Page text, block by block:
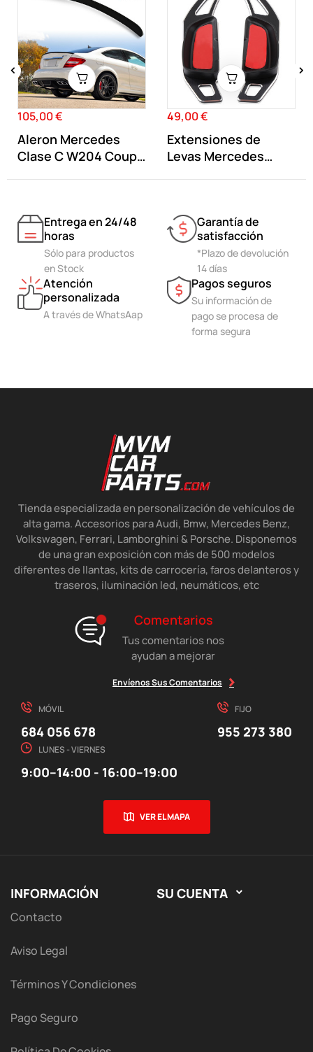
Precio
105,00 €
Aleron Mercedes
Clase C W204 Coupe
Precio
49,00 €
Extensiones de
Levas Mercedes
Entrega en 24/48
horas
Sólo para productos
en Stock
Garantía de
satisfacción
*Plazo de devolución
14 días
Atención
personalizada
A través de WhatsAap
Pagos seguros
Su información de
pago se procesa de
forma segura
Tienda especializada en personalización de vehículos de
alta gama. Accesorios para Audi, Bmw, Mercedes Benz,
Volkswagen, Ferrari, Lamborghini & Porsche. Disponemos
de una gran exposición con más de 500 modelos
diferentes de llantas, kits de carrocería, faros delanteros y
traseros, iluminación led, neumáticos, etc
Comentarios
Tus comentarios nos
ayudan a mejorar
Envíenos Sus Comentarios
MÓVIL
684 056 678
FIJO
955 273 380
LUNES - VIERNES
9:00–14:00 - 16:00–19:00
VER EL MAPA
INFORMACIÓN
Contacto
Aviso Legal
Términos Y Condiciones
Pago Seguro
SU CUENTA 